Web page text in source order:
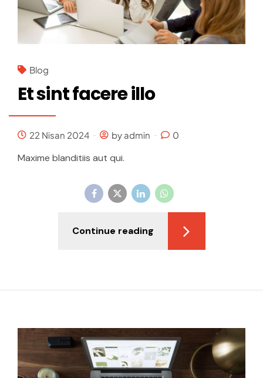
Blog
Et sint facere illo
22 Nisan 2024 by admin 0
Maxime blanditiis aut qui.
Continue reading